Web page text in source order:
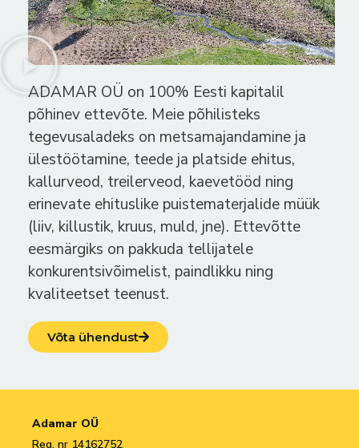
ADAMAR OÜ on 100% Eesti kapitalil
põhinev ettevõte. Meie põhilisteks
tegevusaladeks on metsamajandamine ja
ülestöötamine, teede ja platside ehitus,
kallurveod, treilerveod, kaevetööd ning
erinevate ehituslike puistematerjalide müük
(liiv, killustik, kruus, muld, jne). Ettevõtte
eesmärgiks on pakkuda tellijatele
konkurentsivõimelist, paindlikku ning
kvaliteetset teenust.
Võta ühendust
Adamar OÜ
Reg. nr 14162752